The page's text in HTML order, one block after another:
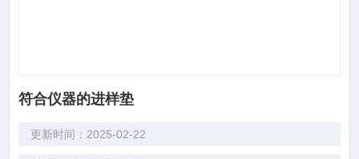
符合仪器的进样垫
更新时间：2025-02-22